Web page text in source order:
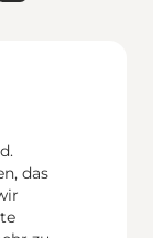
das